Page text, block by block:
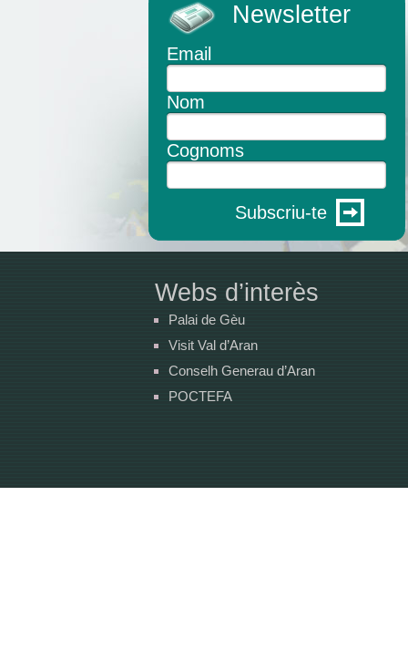
Newsletter
Email
Nom
Cognoms
Subscriu-te
Webs d’interès
Palai de Gèu
Visit Val d’Aran
Conselh Generau d’Aran
POCTEFA